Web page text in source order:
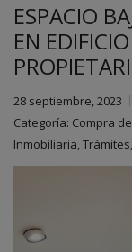
ESPACIO
EN
28 septiembre, 2023
Categoría: Compra
Inmobiliaria,Trámites,